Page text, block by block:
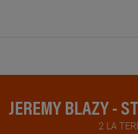
JEREMY BLAZY -
2 LA